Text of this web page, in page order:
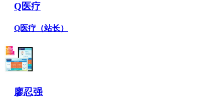
Q医疗
Q医疗（站长）
廖忍强